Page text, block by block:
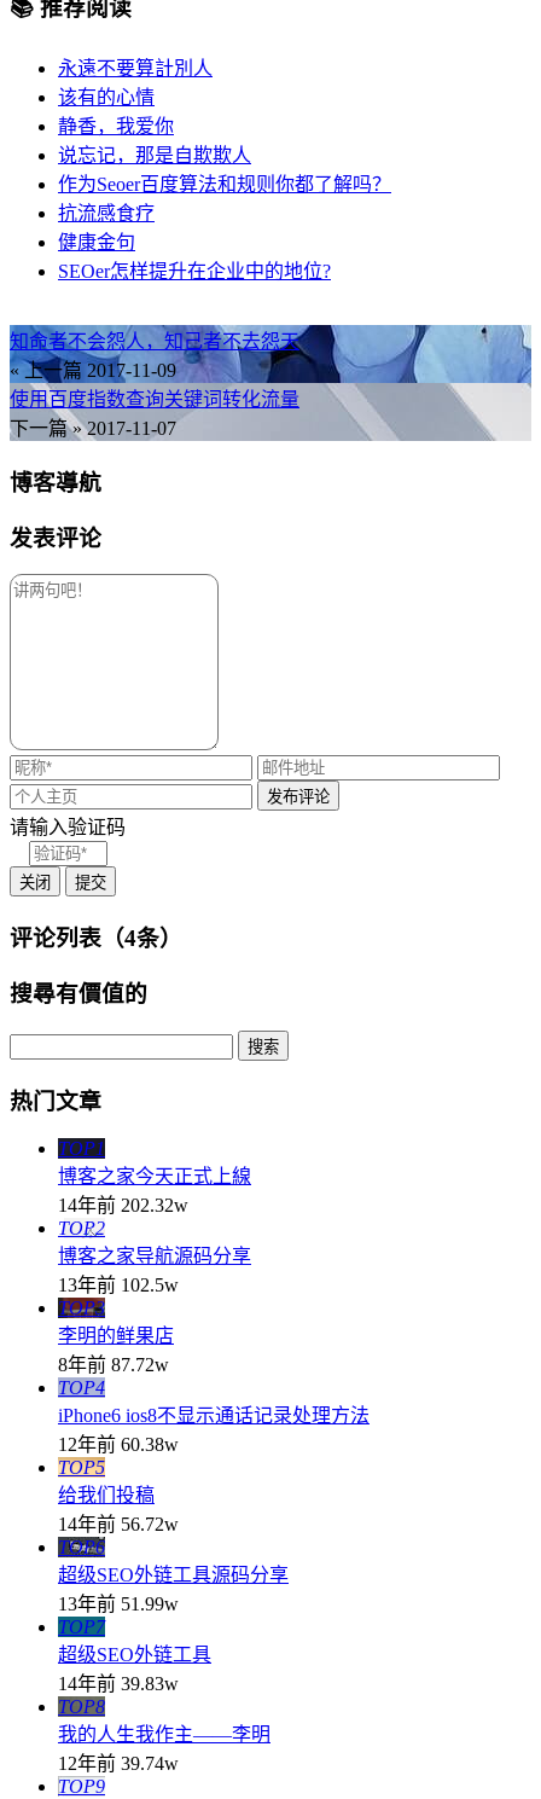
📚 推荐阅读
永遠不要算計別人
该有的心情
静香，我爱你
说忘记，那是自欺欺人
作为Seoer百度算法和规则你都了解吗？
抗流感食疗
健康金句
SEOer怎样提升在企业中的地位?
知命者不会怨人，知己者不去怨天
« 上一篇 2017-11-09
使用百度指数查询关键词转化流量
下一篇 » 2017-11-07
博客導航
发表评论
请输入验证码
关闭 提交
评论列表（4条）
搜尋有價值的
热门文章
TOP1
博客之家今天正式上線
14年前 202.32w
TOP2
博客之家导航源码分享
13年前 102.5w
TOP3
李明的鲜果店
8年前 87.72w
TOP4
iPhone6 ios8不显示通话记录处理方法
12年前 60.38w
TOP5
给我们投稿
14年前 56.72w
TOP6
超级SEO外链工具源码分享
13年前 51.99w
TOP7
超级SEO外链工具
14年前 39.83w
TOP8
我的人生我作主——李明
12年前 39.74w
TOP9